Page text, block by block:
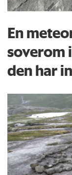
En
soverom
den har